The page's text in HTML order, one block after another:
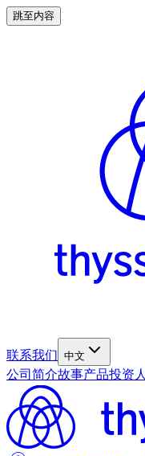
跳至内容
联系我们 中文
公司简介故事产品投资人